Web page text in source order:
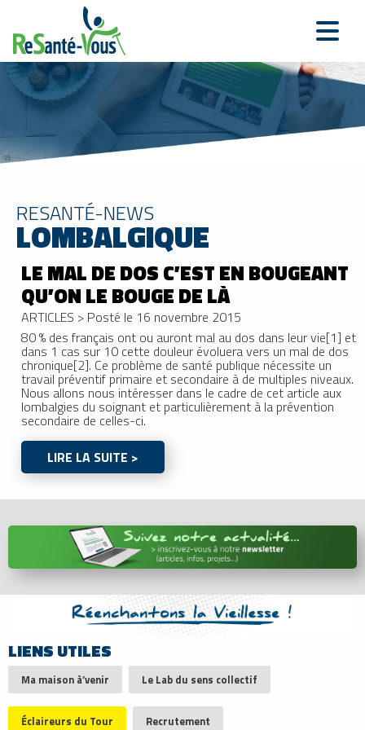
RESANTÉ-NEWS
LOMBALGIQUE
LE MAL DE DOS C’EST EN BOUGEANT
QU’ON LE BOUGE DE LÀ
ARTICLES > Posté le 16 novembre 2015
80 % des français ont ou auront mal au dos dans leur vie[1] et
dans 1 cas sur 10 cette douleur évoluera vers un mal de dos
chronique[2]. Ce problème de santé publique nécessite un
travail préventif primaire et secondaire à de multiples niveaux.
Nous allons nous intéresser dans le cadre de cet article aux
lombalgies du soignant et particulièrement à la prévention
secondaire de celles-ci.
LIRE LA SUITE >
LIENS UTILES
Ma maison à’venir Le Lab du sens collectif
Éclaireurs du Tour Recrutement